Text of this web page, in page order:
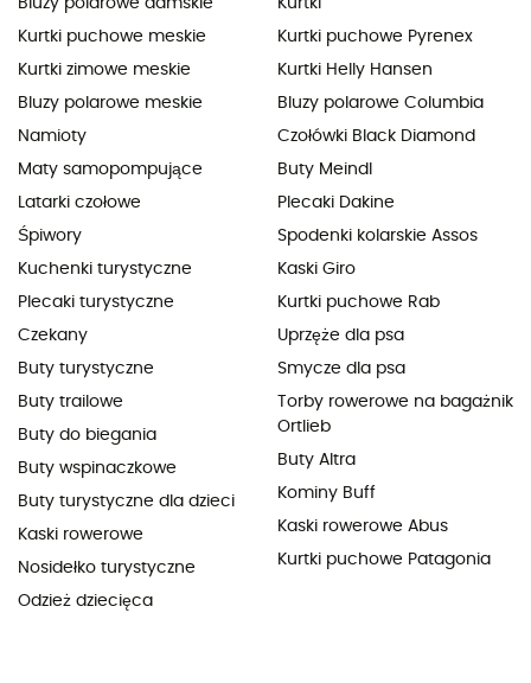
Bluzy polarowe damskie
Kurtki puchowe meskie
Kurtki zimowe meskie
Bluzy polarowe meskie
Namioty
Maty samopompujące
Latarki czołowe
Śpiwory
Kuchenki turystyczne
Plecaki turystyczne
Czekany
Buty turystyczne
Buty trailowe
Buty do biegania
Buty wspinaczkowe
Buty turystyczne dla dzieci
Kaski rowerowe
Nosidełko turystyczne
Odzież dziecięca
Kurtki
Kurtki puchowe Pyrenex
Kurtki Helly Hansen
Bluzy polarowe Columbia
Czołówki Black Diamond
Buty Meindl
Plecaki Dakine
Spodenki kolarskie Assos
Kaski Giro
Kurtki puchowe Rab
Uprzęże dla psa
Smycze dla psa
Torby rowerowe na bagażnik
Ortlieb
Buty Altra
Kominy Buff
Kaski rowerowe Abus
Kurtki puchowe Patagonia